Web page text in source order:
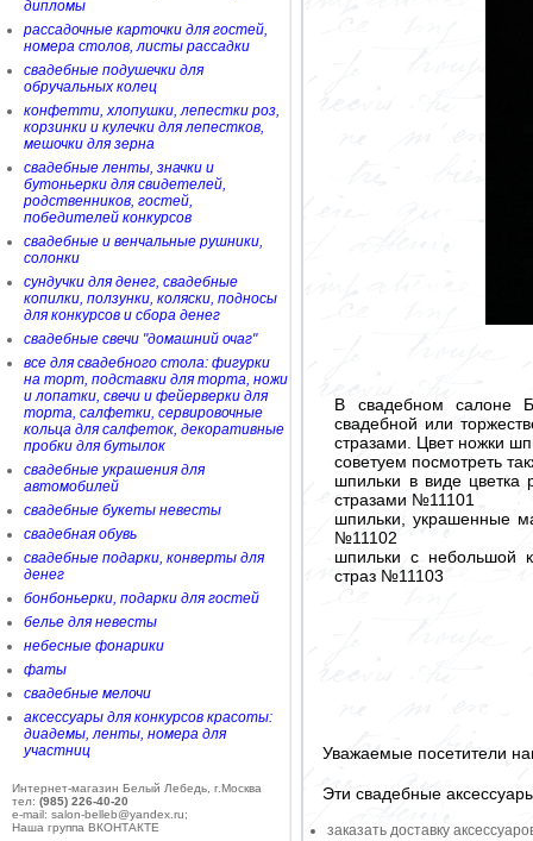
дипломы
рассадочные карточки для гостей,
номера столов, листы рассадки
свадебные подушечки для
обручальных колец
конфетти, хлопушки, лепестки роз,
корзинки и кулечки для лепестков,
мешочки для зерна
свадебные ленты, значки и
бутоньерки для свидетелей,
родственников, гостей,
победителей конкурсов
свадебные и венчальные рушники,
солонки
сундучки для денег, свадебные
копилки, ползунки, коляски, подносы
для конкурсов и сбора денег
свадебные свечи "домашний очаг"
все для свадебного стола: фигурки
на торт, подставки для торта, ножи
и лопатки, свечи и фейерверки для
торта, салфетки, сервировочные
кольца для салфеток, декоративные
пробки для бутылок
свадебные украшения для
автомобилей
свадебные букеты невесты
свадебная обувь
свадебные подарки, конверты для
денег
бонбоньерки, подарки для гостей
белье для невесты
небесные фонарики
фаты
свадебные мелочи
аксессуары для конкурсов красоты:
диадемы, ленты, номера для
участниц
Интернет-магазин Белый Лебедь, г.Москва
тел: (985) 226-40-20
e-mail: salon-belleb@yandex.ru;
Наша группа ВКОНТАКТЕ
В свадебном салоне
свадебной или
стразами. Цвет ножки
советуем посмотреть
шпильки в виде цветка
стразами №11101
шпильки, украшенные
№11102
шпильки с небольшой
страз №11103
Уважаемые посетители
Эти свадебные
заказать доставку